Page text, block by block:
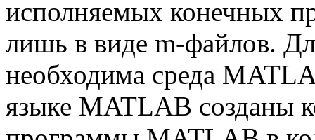
исполняемых конечных
лишь в виде m-файлов.
необходима среда
языке MATLAB созданы